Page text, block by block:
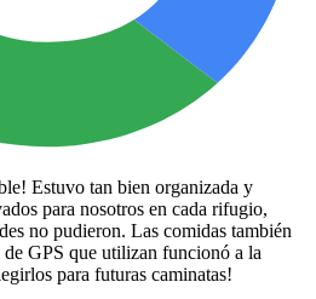
Estuvo tan bien organizada y
para nosotros en cada rifugio,
no pudieron. Las comidas también
GPS que utilizan funcionó a la
para futuras caminatas!